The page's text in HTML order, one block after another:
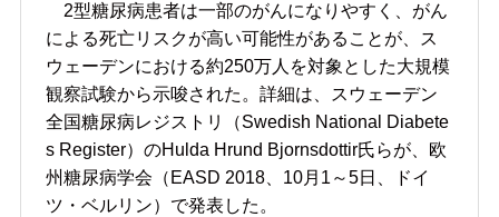
2型糖尿病患者は一部のがんになりやすく、がん
による死亡リスクが高い可能性があることが、ス
ウェーデンにおける約250万人を対象とした大規模
観察試験から示唆された。詳細は、スウェーデン
全国糖尿病レジストリ（Swedish National Diabete
s Register）のHulda Hrund Bjornsdottir氏らが、欧
州糖尿病学会（EASD 2018、10月1～5日、ドイ
ツ・ベルリン）で発表した。